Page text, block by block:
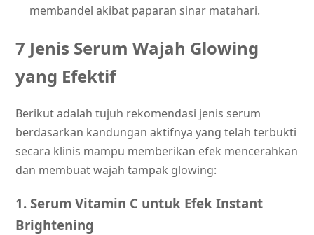
membandel akibat paparan sinar matahari.
7 Jenis Serum Wajah Glowing
yang Efektif
Berikut adalah tujuh rekomendasi jenis serum
berdasarkan kandungan aktifnya yang telah terbukti
secara klinis mampu memberikan efek mencerahkan
dan membuat wajah tampak glowing:
1. Serum Vitamin C untuk Efek Instant
Brightening